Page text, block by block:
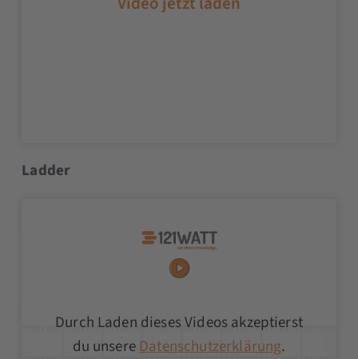
Ladder
Durch Laden dieses Videos akzeptierst
du unsereDatenschutzerklärung.